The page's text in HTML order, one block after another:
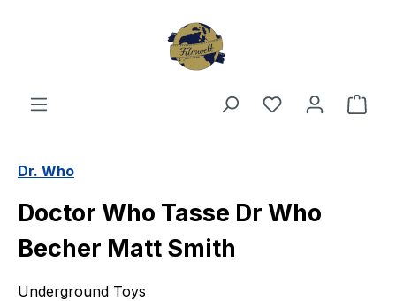
Du hast 0
Dr. Who
Doctor Who Tasse Dr Who
Becher Matt Smith
Underground Toys